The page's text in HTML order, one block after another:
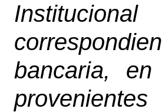
bancaria,